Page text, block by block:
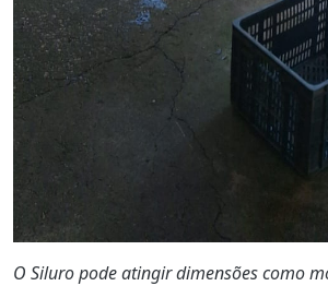
O Siluro pode atingir dimensões como